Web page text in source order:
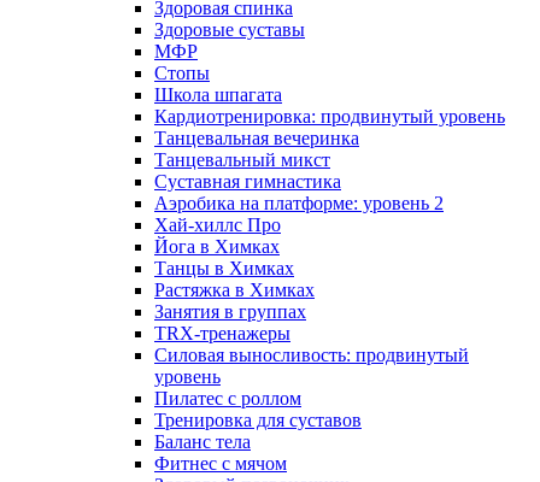
Здоровая спинка
Здоровые суставы
МФР
Стопы
Школа шпагата
Кардиотренировка: продвинутый уровень
Танцевальная вечеринка
Танцевальный микст
Суставная гимнастика
Аэробика на платформе: уровень 2
Хай-хиллс Про
Йога в Химках
Танцы в Химках
Растяжка в Химках
Занятия в группах
TRX-тренажеры
Силовая выносливость: продвинутый
уровень
Пилатес с роллом
Тренировка для суставов
Баланс тела
Фитнес с мячом